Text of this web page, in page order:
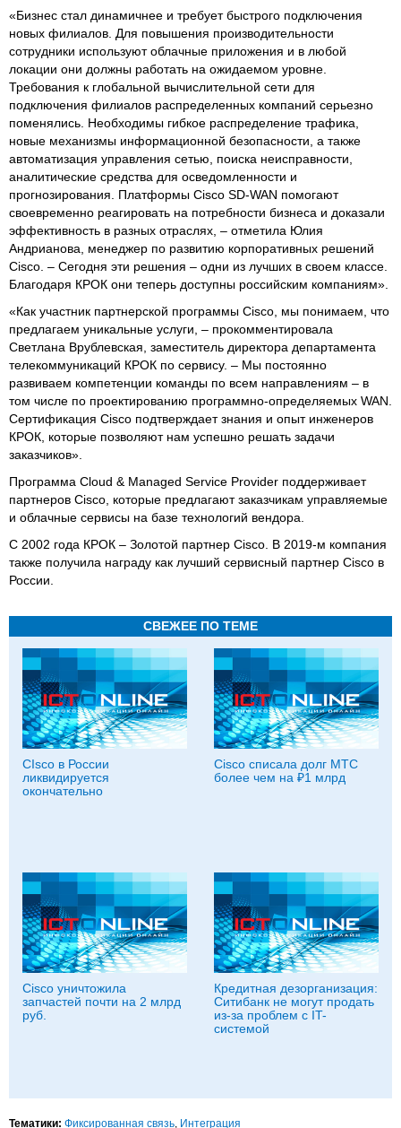
«Бизнес стал динамичнее и требует быстрого подключения
новых филиалов. Для повышения производительности
сотрудники используют облачные приложения и в любой
локации они должны работать на ожидаемом уровне.
Требования к глобальной вычислительной сети для
подключения филиалов распределенных компаний серьезно
поменялись. Необходимы гибкое распределение трафика,
новые механизмы информационной безопасности, а также
автоматизация управления сетью, поиска неисправности,
аналитические средства для осведомленности и
прогнозирования. Платформы Cisco SD-WAN помогают
своевременно реагировать на потребности бизнеса и доказали
эффективность в разных отраслях, – отметила Юлия
Андрианова, менеджер по развитию корпоративных решений
Cisco. – Сегодня эти решения – одни из лучших в своем классе.
Благодаря КРОК они теперь доступны российским компаниям».
«Как участник партнерской программы Cisco, мы понимаем, что
предлагаем уникальные услуги, – прокомментировала
Светлана Врублевская, заместитель директора департамента
телекоммуникаций КРОК по сервису. – Мы постоянно
развиваем компетенции команды по всем направлениям – в
том числе по проектированию программно-определяемых WAN.
Сертификация Cisco подтверждает знания и опыт инженеров
КРОК, которые позволяют нам успешно решать задачи
заказчиков».
Программа Cloud & Managed Service Provider поддерживает
партнеров Cisco, которые предлагают заказчикам управляемые
и облачные сервисы на базе технологий вендора.
С 2002 года КРОК – Золотой партнер Cisco. В 2019-м компания
также получила награду как лучший сервисный партнер Cisco в
России.
СВЕЖЕЕ ПО ТЕМЕ
СIsco в России
ликвидируется
окончательно
Cisco списала долг МТС
более чем на ₽1 млрд
Cisco уничтожила
запчастей почти на 2 млрд
руб.
Кредитная дезорганизация:
Ситибанк не могут продать
из-за проблем с IT-
системой
Тематики: Фиксированная связь Интеграция